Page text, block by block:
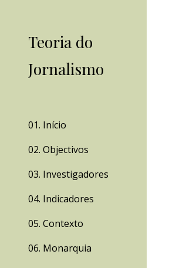
Teoria do
Jornalismo
01. Início
02. Objectivos
03. Investigadores
04. Indicadores
05. Contexto
06. Monarquia